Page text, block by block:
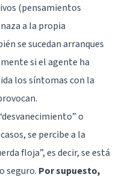
(pensamientos
a la propia
se sucedan arranques
si el agente ha
los síntomas con la
o
se percibe a la
floja”, es decir, se está
seguro. Por supuesto,